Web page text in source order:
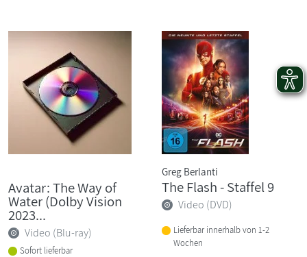
Avatar: The Way of
Water (Dolby Vision
2023...
Video (Blu-ray)
Sofort lieferbar
Greg Berlanti
The Flash - Staffel 9
Video (DVD)
Lieferbar innerhalb von 1-2
Wochen